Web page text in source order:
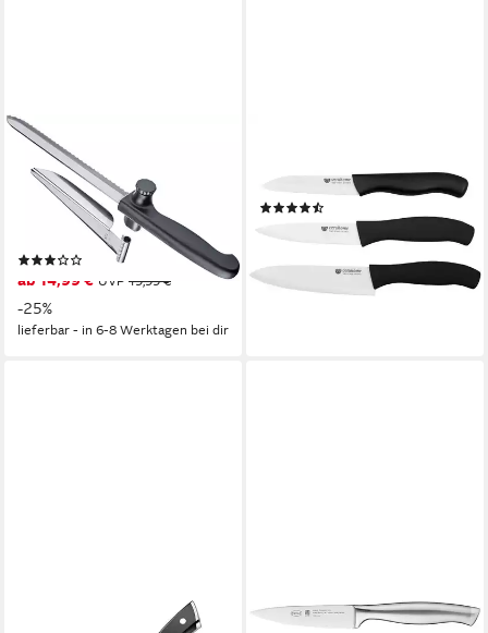
WESTMARK
Allzweckmesser So Clever,
mit scharfer
Wellenschliffklinge und
Abstandhalter
ab 14,99 € UVP 19,99 €
-25%
lieferbar - in 6-8 Werktagen bei dir
Keramik-Messerset 3-teilig
lieferbar - in 2-3 Werktagen bei dir
RÖSLE